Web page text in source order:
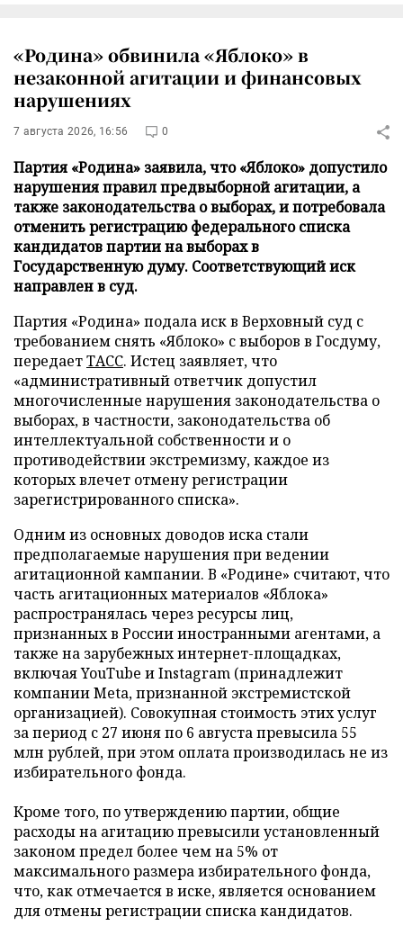
«Родина» обвинила «Яблоко» в
незаконной агитации и финансовых
нарушениях
7 августа 2026, 16:56 0
Партия «Родина» заявила, что «Яблоко» допустило
нарушения правил предвыборной агитации, а
также законодательства о выборах, и потребовала
отменить регистрацию федерального списка
кандидатов партии на выборах в
Государственную думу. Соответствующий иск
направлен в суд.
Партия «Родина» подала иск в Верховный суд с
требованием снять «Яблоко» с выборов в Госдуму,
передаетТАСС. Истец заявляет, что
«административный ответчик допустил
многочисленные нарушения законодательства о
выборах, в частности, законодательства об
интеллектуальной собственности и о
противодействии экстремизму, каждое из
которых влечет отмену регистрации
зарегистрированного списка».
Одним из основных доводов иска стали
предполагаемые нарушения при ведении
агитационной кампании. В «Родине» считают, что
часть агитационных материалов «Яблока»
распространялась через ресурсы лиц,
признанных в России иностранными агентами, а
также на зарубежных интернет-площадках,
включая YouTube и Instagram (принадлежит
компании Meta, признанной экстремистской
организацией). Совокупная стоимость этих услуг
за период с 27 июня по 6 августа превысила 55
млн рублей, при этом оплата производилась не из
избирательного фонда.
Кроме того, по утверждению партии, общие
расходы на агитацию превысили установленный
законом предел более чем на 5% от
максимального размера избирательного фонда,
что, как отмечается в иске, является основанием
для отмены регистрации списка кандидатов.